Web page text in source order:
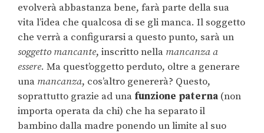
evolverà abbastanza bene, farà parte della sua
vita l’idea che qualcosa di se gli manca. Il soggetto
che verrà a configurarsi a questo punto, sarà un
soggetto mancante, inscritto nella mancanza a
essere. Ma quest’oggetto perduto, oltre a generare
una mancanza, cos’altro genererà? Questo,
soprattutto grazie ad una funzione paterna (non
importa operata da chi) che ha separato il
bambino dalla madre ponendo un limite al suo